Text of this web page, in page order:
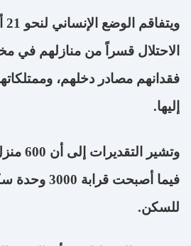
الاحتلال قسراً من منازلهم في
فقدانهم مصادر دخلهم،
إليها.
وتشير
فيما أصبحت
للسكن.